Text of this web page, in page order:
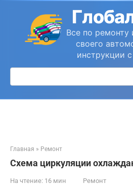
контенту
Все по
своего
инструкции
Поиск:
Главная » Ремонт
Схема циркуляции
На чтение: 16 мин Ремонт